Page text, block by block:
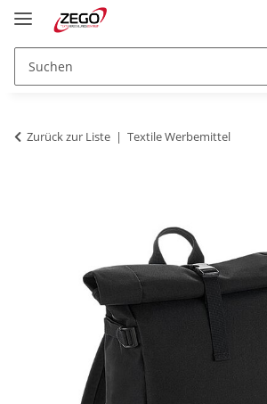
Zurück zur Liste Textile Werbemittel